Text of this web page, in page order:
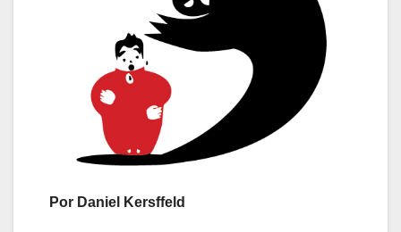
Por Daniel Kersffeld